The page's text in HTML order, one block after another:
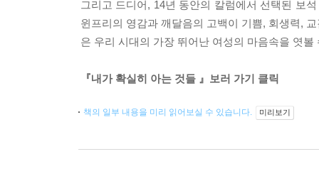
그리고 드디어, 14년 동안의 칼럼에서 선택된 보
윈프리의 영감과 깨달음의 고백이 기쁨, 회생력,
은 우리 시대의 가장 뛰어난 여성의 마음속을 엿
『내가 확실히 아는 것들 』보러 가기 클릭
책의 일부 내용을 미리 읽어보실 수 있습니다. 미리보기